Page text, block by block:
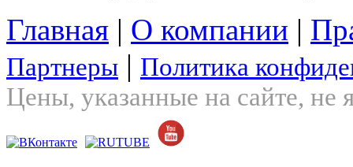
Главная | О компании |
Партнеры | Политика
Цены, указанные на сайте, не